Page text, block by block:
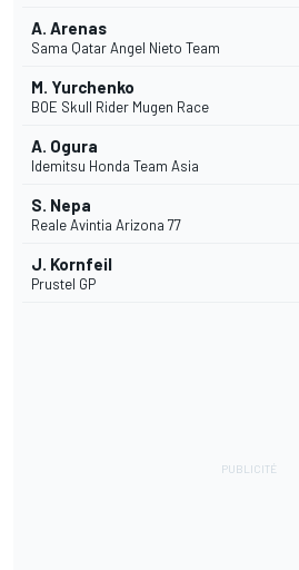
A. Arenas
Sama Qatar Angel Nieto Team
M. Yurchenko
BOE Skull Rider Mugen Race
A. Ogura
Idemitsu Honda Team Asia
S. Nepa
Reale Avintia Arizona 77
J. Kornfeil
Prustel GP